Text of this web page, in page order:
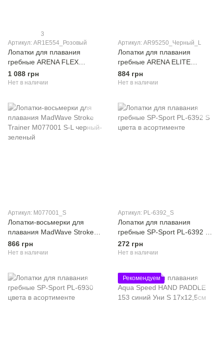
3
Артикул: AR1E554_Розовый
Лопатки для плавания
гребные ARENA FLEX
PADDLES AR1E554 Розовый
1 088 грн
Нет в наличии
Артикул: AR95250_Черный_L
Лопатки для плавания
гребные ARENA ELITE
AR95250 Черный L
884 грн
Нет в наличии
Артикул: M077001_S
Лопатки-восьмерки для
плавания MadWave Stroke
Trainer M077001 S-L черный-
зеленый
866 грн
Нет в наличии
Артикул: PL-6392_S
Лопатки для плавания
гребные SP-Sport PL-6392 S
цвета в асортименте
272 грн
Нет в наличии
Рекомендуем